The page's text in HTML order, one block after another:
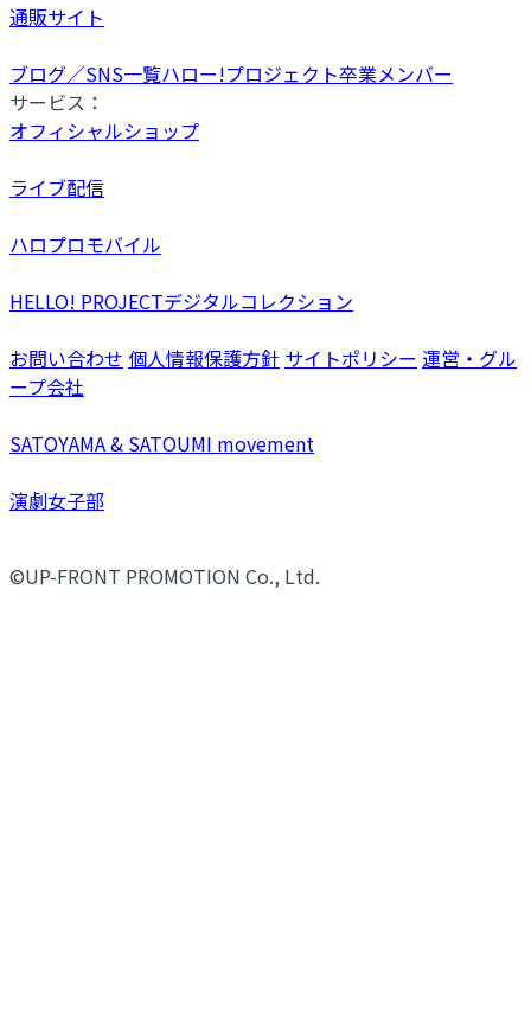
通販サイト
ブログ／SNS一覧ハロー!プロジェクト卒業メンバー
サービス：
オフィシャルショップ
ライブ配信
ハロプロモバイル
HELLO! PROJECTデジタルコレクション
お問い合わせ 個人情報保護方針 サイトポリシー 運営・グル
ープ会社
SATOYAMA & SATOUMI movement
演劇女子部
©UP-FRONT PROMOTION Co., Ltd.